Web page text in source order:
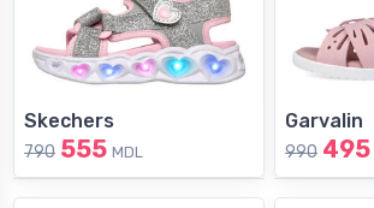
Skechers
790 555 MDL
Garvalin
990 495